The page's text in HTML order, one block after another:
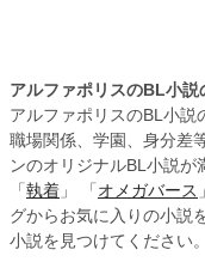
アルファポリスのBL小説
アルファポリスのBL小説
職場関係、学園、身分差
ンのオリジナルBL小説が
「 執着 」 「 オメガバース
グからお気に入りの小説
小説を見つけてください。